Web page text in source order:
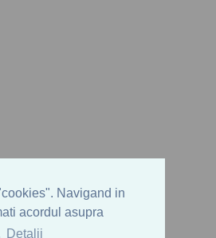
Navigand in
acordul asupra
Detalii